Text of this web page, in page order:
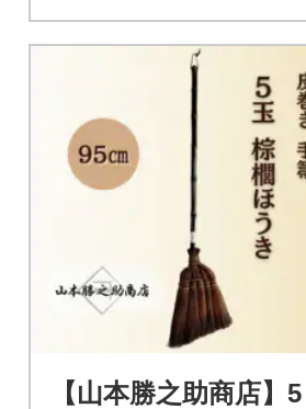
【山本勝之助商店】5